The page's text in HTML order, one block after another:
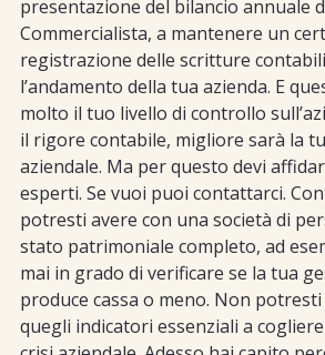
presentazione del bilancio annuale
Commercialista, a mantenere un
registrazione delle scritture
l’andamento della tua azienda. E
molto il tuo livello di controllo
il rigore contabile, migliore sarà la
aziendale. Ma per questo devi
esperti. Se vuoi puoi contattarci.
potresti avere con una società di
stato patrimoniale completo, ad
mai in grado di verificare se la tua
produce cassa o meno. Non
quegli indicatori essenziali a